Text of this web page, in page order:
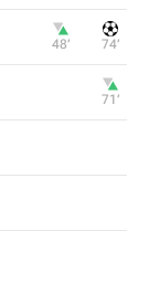
48‎’‎ 74‎’‎
71‎’‎